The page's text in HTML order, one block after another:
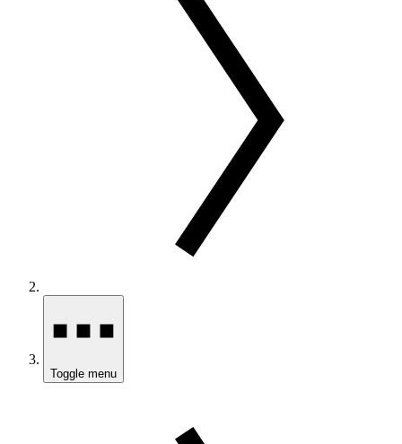
Toggle menu